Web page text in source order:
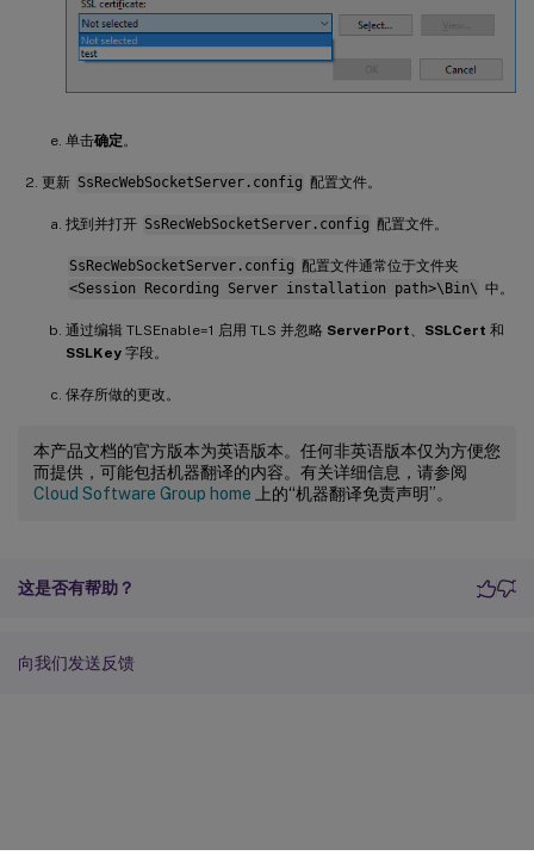
单击确定。
更新 SsRecWebSocketServer.config 配置文件。
找到并打开 SsRecWebSocketServer.config 配置文件。
SsRecWebSocketServer.config 配置文件通常位于文件夹
<Session Recording Server installation path>\Bin\ 中。
通过编辑 TLSEnable=1 启用 TLS 并忽略 ServerPort、 SSLCert 和
SSLKey 字段。
保存所做的更改。
本产品文档的官方版本为英语版本。任何非英语版本仅为方便您
而提供，可能包括机器翻译的内容。有关详细信息，请参阅
Cloud Software Group home 上的“机器翻译免责声明”。
这是否有帮助？
向我们发送反馈